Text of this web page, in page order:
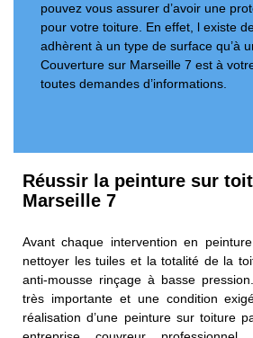
pouvez vous assurer d’avoir une
pour votre toiture. En effet, l existe
adhèrent à un type de surface qu’à
Couverture sur Marseille 7 est à
toutes demandes d’informations.
Réussir la peinture sur
Marseille 7
Avant chaque intervention en
nettoyer les tuiles et la totalité de la
anti-mousse rinçage à basse
très importante et une condition
réalisation d’une peinture sur toiture